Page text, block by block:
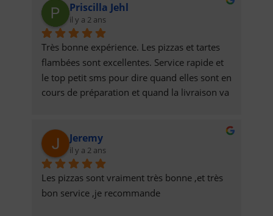
Priscilla Jehl
il y a 2 ans
Très bonne expérience. Les pizzas et tartes
flambées sont excellentes. Service rapide et
le top petit sms pour dire quand elles sont en
cours de préparation et quand la livraison va
Jeremy
il y a 2 ans
Les pizzas sont vraiment très bonne ,et très
bon service ,je recommande